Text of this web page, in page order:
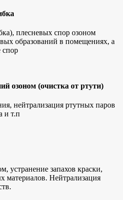
плесневых спор озоном
образований в помещениях, а
спор
озоном (очистка от ртути)
нейтрализация ртутных паров
и т.п
устранение запахов краски,
материалов. Нейтрализация